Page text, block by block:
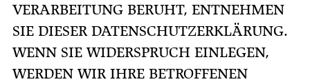
VERARBEITUNG BERUHT, ENTNEHMEN
SIE DIESER DATENSCHUTZERKLÄRUNG.
WENN SIE WIDERSPRUCH EINLEGEN,
WERDEN WIR IHRE BETROFFENEN